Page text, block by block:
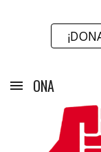
Skip to main
ONA